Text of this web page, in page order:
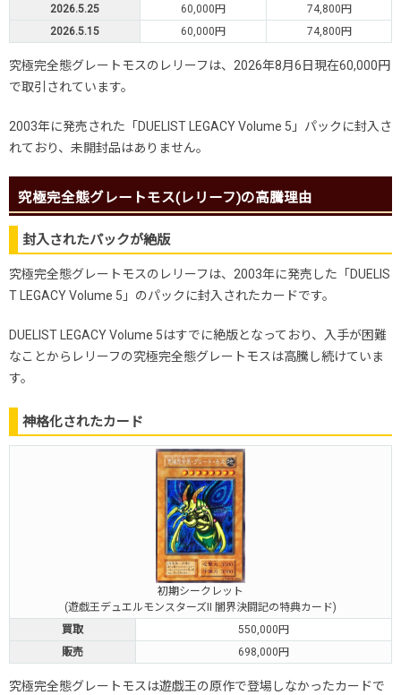
2026.5.25 60,000円
74,800円
2026.5.15
60,000円 74,800円
究極完全態グレートモスのレリーフは、2026年8月6日現在60,000円
で取引されています。
2003年に発売された「DUELIST LEGACY Volume 5」パックに封入さ
れており、未開封品はありません。
究極完全態グレートモス(レリーフ)の高騰理由
封入されたパックが絶版
究極完全態グレートモスのレリーフは、2003年に発売した「DUELIS
T LEGACY Volume 5」のパックに封入されたカードです。
DUELIST LEGACY Volume 5はすでに絶版となっており、入手が困難
なことからレリーフの究極完全態グレートモスは高騰し続けていま
す。
神格化されたカード
初期シークレット
(遊戯王デュエルモンスターズII 闇界決闘記の特典カード)
買取
550,000円
販売
698,000円
究極完全態グレートモスは遊戯王の原作で登場しなかったカードで